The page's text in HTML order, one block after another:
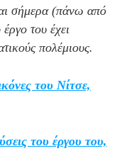
σήμερα (πάνω από
του έχει
πολέμιους.
του Νίτσε,
του έργου του,